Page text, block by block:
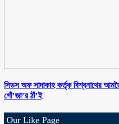
সিডস অফ সাদাকাহ কর্তৃক বিশ্বনাথের
গোঁ’জা’র ঠাঁ’ই
Our Like Page